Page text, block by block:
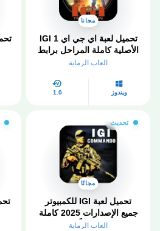
مجانا
تحميل لعبة اي جي اي IGI 1
الأصلية كاملة المراحل برابط
مباشر
العاب الرماية
ويندوز 1.0
تحديث
مجانًا
تحميل لعبة IGI للكمبيوتر
جميع الإصدارات 2025 كاملة
مجاناً
العاب الرماية